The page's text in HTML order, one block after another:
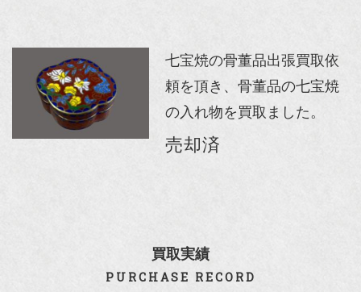
七宝焼の骨董品出張買取依
頼を頂き、骨董品の七宝焼
の入れ物を買取ました。
売却済
買取実績
PURCHASE RECORD